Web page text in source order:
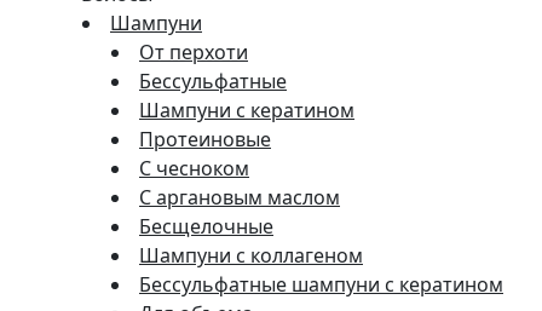
Шампуни
От перхоти
Бессульфатные
Шампуни с кератином
Протеиновые
С чесноком
С аргановым маслом
Бесщелочные
Шампуни с коллагеном
Бессульфатные шампуни с кератином